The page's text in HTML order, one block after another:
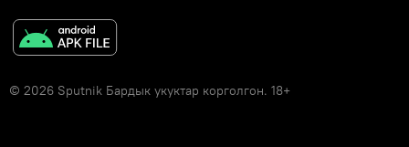
© 2026 Sputnik Бардык укуктар корголгон. 18+